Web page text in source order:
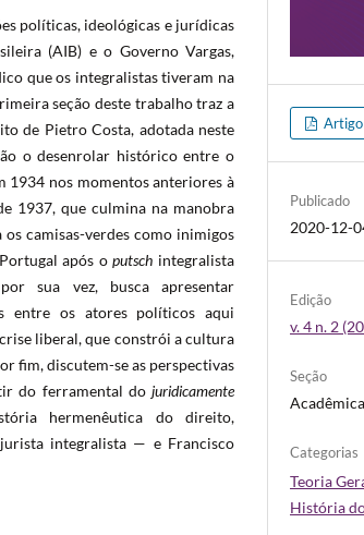
políticas, ideológicas e jurídicas
(AIB) e o Governo Vargas,
que os integralistas tiveram na
seção deste trabalho traz a
de Pietro Costa, adotada neste
o desenrolar histórico entre o
1934 nos momentos anteriores à
1937, que culmina na manobra
camisas-verdes como inimigos
após oputsch integralista
sua vez, busca apresentar
entre os atores políticos aqui
liberal, que constrói a cultura
fim, discutem-se as perspectivas
do ferramental dojuridicamente
hermenêutica do direito,
integralista — e Francisco
Publicado
2020-12-
Edição
v. 4 n. 2
Seção
Acadêmica
Categorias
Teoria
História